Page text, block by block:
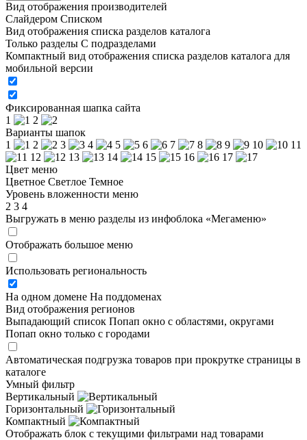
Вид отображения производителей
Слайдером Списком
Вид отображения списка разделов каталога
Только разделы С подразделами
Компактный вид отображения списка разделов каталога для
мобильной версии
Фиксированная шапка сайта
1
2
Варианты шапок
1
2 3 4 5 6 7 8 9 10
11
12
13 14 15 16
17
Цвет меню
Цветное Светлое Темное
Уровень вложенности меню
2 3 4
Выгружать в меню разделы из инфоблока «Мегаменю»
Отображать большое меню
Использовать региональность
На одном домене На поддоменах
Вид отображения регионов
Выпадающий список Попап окно c областями, округами
Попап окно только с городами
Автоматическая подгрузка товаров при прокрутке страницы в
каталоге
Умный фильтр
Вертикальный
Горизонтальный
Компактный
Отображать блок с текущими фильтрами над товарами